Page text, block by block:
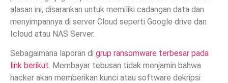
alasan ini, disarankan untuk memiliki cadangan data dan
menyimpannya di server Cloud seperti Google drive dan
Icloud atau NAS Server.
Sebagaimana laporan di grup ransomware terbesar pada
link berikut. Membayar tebusan tidak menjamin bahwa
hacker akan memberikan kunci atau software dekripsi